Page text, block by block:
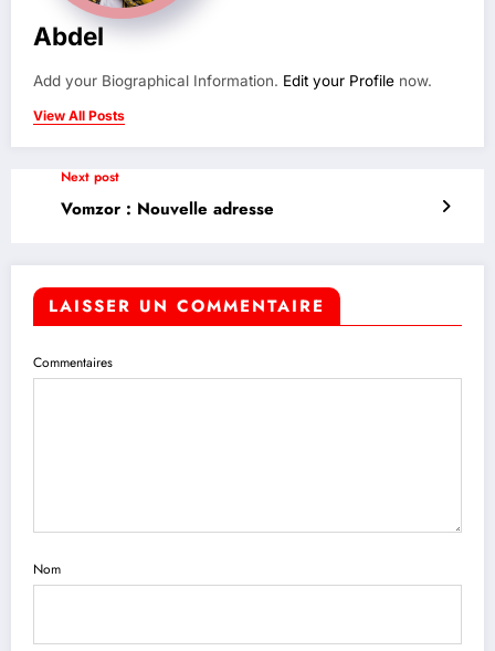
Abdel
Add your Biographical Information. Edit your Profile now.
View All Posts
Next post
Vomzor : Nouvelle adresse
LAISSER UN COMMENTAIRE
Commentaires
Nom